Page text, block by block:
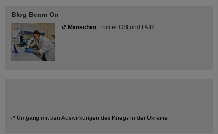
Blog Beam On
Menschen ...hinter GSI und FAIR.
Umgang mit den Auswirkungen des Kriegs in der Ukraine